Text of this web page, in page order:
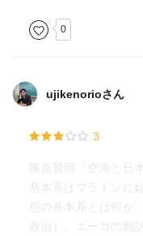
0
ujikenorioさん
3
篠原賢明『空海と日
基本系はプラトンに
想の基本系とは何か
政治）。エーコの翻